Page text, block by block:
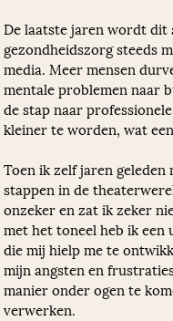
De laatste jaren wordt dit
gezondheidszorg steeds
media. Meer mensen
mentale problemen naar
de stap naar
kleiner te worden, wat
Toen ik zelf jaren geleden
stappen in de
onzeker en zat ik zeker
met het toneel heb ik
die mij hielp me te
mijn angsten en
manier onder ogen te
verwerken.